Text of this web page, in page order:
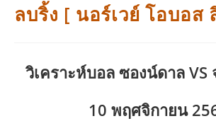
ลบริ้ง [ นอร์เวย์ โอบอส
วิเคราะห์บอล ซองน์ดาล VS
10 พฤศจิกายน